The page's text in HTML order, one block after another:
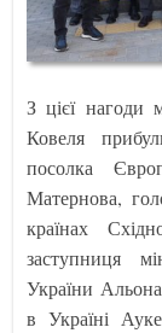
З цієї нагоди
Ковеля
посолка
Матернова,
країнах
заступниця
України
в Україні